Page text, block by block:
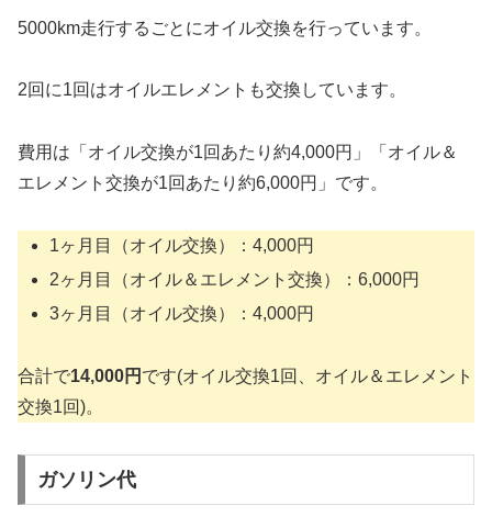
5000km走行するごとにオイル交換を行っています。
2回に1回はオイルエレメントも交換しています。
費用は「オイル交換が1回あたり約4,000円」「オイル＆
エレメント交換が1回あたり約6,000円」です。
1ヶ月目（オイル交換）：4,000円
2ヶ月目（オイル＆エレメント交換）：6,000円
3ヶ月目（オイル交換）：4,000円
合計で14,000円 です(オイル交換1回、オイル＆エレメント
交換1回)。
ガソリン代